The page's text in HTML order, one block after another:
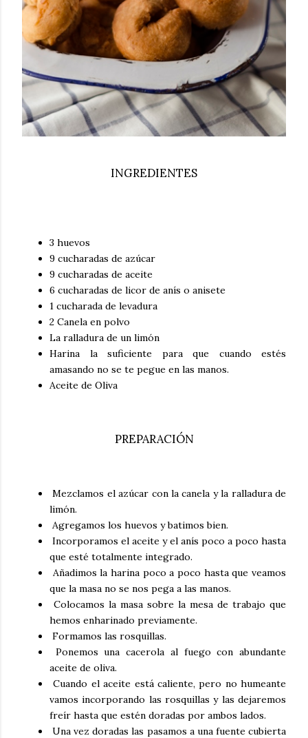
INGREDIENTES
3 huevos
9 cucharadas de azúcar
9 cucharadas de aceite
6 cucharadas de licor de anís o anisete
1 cucharada de levadura
2 Canela en polvo
La ralladura de un limón
Harina la suficiente para que cuando estés
amasando no se te pegue en las manos.
Aceite de Oliva
PREPARACIÓN
Mezclamos el azúcar con la canela y la ralladura de
limón.
Agregamos los huevos y batimos bien.
Incorporamos el aceite y el anís poco a poco hasta
que esté totalmente integrado.
Añadimos la harina poco a poco hasta que veamos
que la masa no se nos pega a las manos.
Colocamos la masa sobre la mesa de trabajo que
hemos enharinado previamente.
Formamos las rosquillas.
Ponemos una cacerola al fuego con abundante
aceite de oliva.
Cuando el aceite está caliente, pero no humeante
vamos incorporando las rosquillas y las dejaremos
freír hasta que estén doradas por ambos lados.
Una vez doradas las pasamos a una fuente cubierta